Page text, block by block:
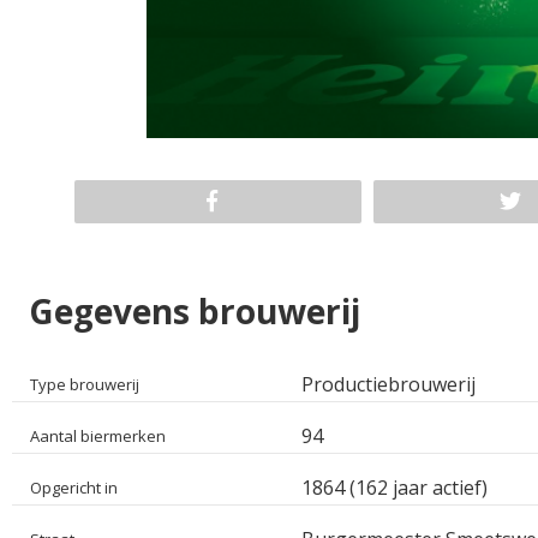
Gegevens brouwerij
Type brouwerij Productiebrouwerij
Aantal biermerken 94
Opgericht in 1864 (162 jaar actief)